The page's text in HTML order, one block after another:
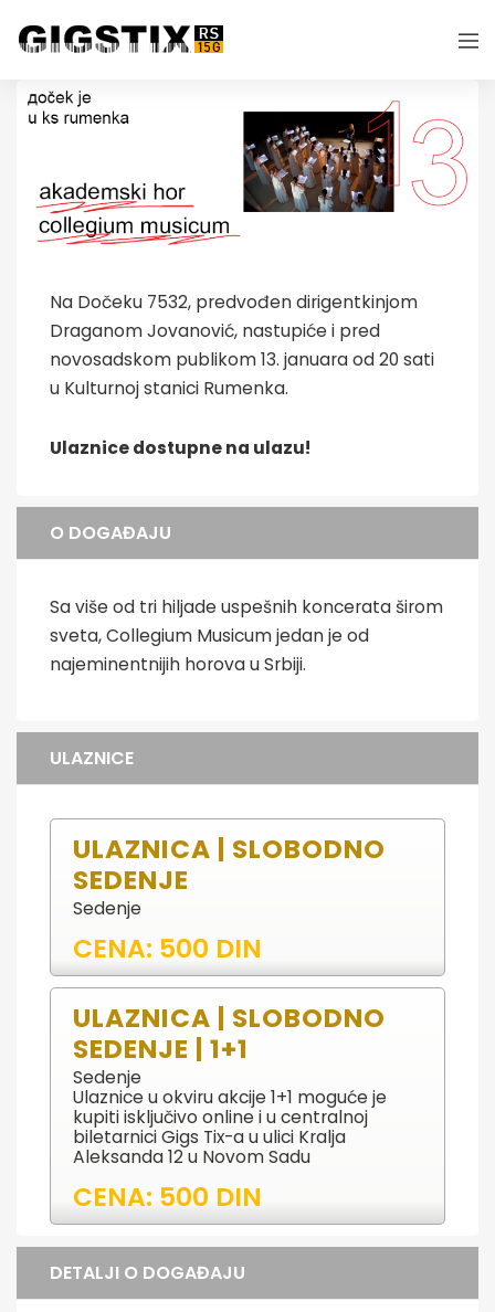
Na Dočeku 7532, predvođen dirigentkinjom
Draganom Jovanović, nastupiće i pred
novosadskom publikom 13. januara od 20 sati
u Kulturnoj stanici Rumenka.
Ulaznice dostupne na ulazu!
O DOGAĐAJU
Sa više od tri hiljade uspešnih koncerata širom
sveta, Collegium Musicum jedan je od
najeminentnijih horova u Srbiji.
ULAZNICE
ULAZNICA | SLOBODNO
SEDENJE
Sedenje
CENA: 500 DIN
ULAZNICA | SLOBODNO
SEDENJE | 1+1
Sedenje
Ulaznice u okviru akcije 1+1 moguće je
kupiti isključivo online i u centralnoj
biletarnici Gigs Tix-a u ulici Kralja
Aleksanda 12 u Novom Sadu
CENA: 500 DIN
DETALJI O DOGAĐAJU